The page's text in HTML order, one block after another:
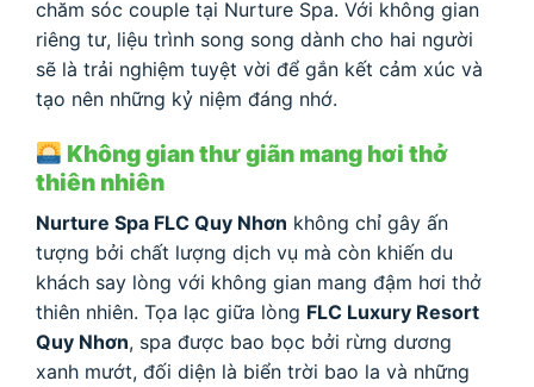
chăm sóc couple tại Nurture Spa. Với không gian
riêng tư, liệu trình song song dành cho hai người
sẽ là trải nghiệm tuyệt vời để gắn kết cảm xúc và
tạo nên những kỷ niệm đáng nhớ.
Không gian thư giãn mang hơi thở
thiên nhiên
Nurture Spa FLC Quy Nhơn không chỉ gây ấn
tượng bởi chất lượng dịch vụ mà còn khiến du
khách say lòng với không gian mang đậm hơi thở
thiên nhiên. Tọa lạc giữa lòng FLC Luxury Resort
Quy Nhơn, spa được bao bọc bởi rừng dương
xanh mướt, đối diện là biển trời bao la và những